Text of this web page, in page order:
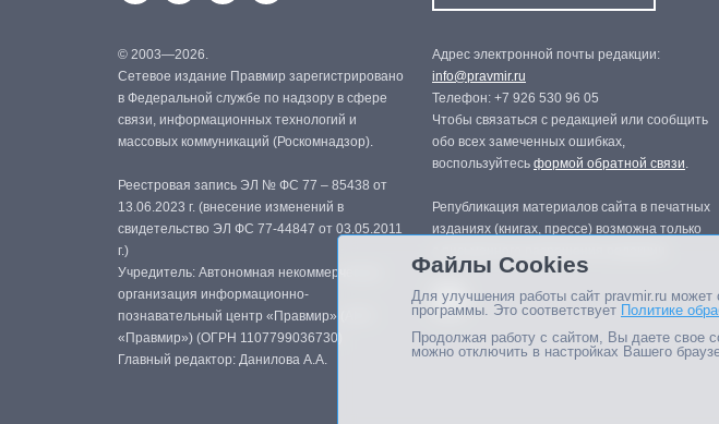
© 2003—2026.
Сетевое издание Правмир зарегистрировано
в Федеральной службе по надзору в сфере
связи, информационных технологий и
массовых коммуникаций (Роскомнадзор).
Реестровая запись ЭЛ № ФС 77 – 85438 от
13.06.2023 г. (внесение изменений в
свидетельство ЭЛ ФС 77-44847 от 03.05.2011
г.)
Учредитель: Автономная некоммерческая
организация информационно-
познавательный центр «Правмир» (АНО
«Правмир») (ОГРН 1107799036730)
Главный редактор: Данилова А.А.
Адрес электронной почты редакции:
info@pravmir.ru
Телефон: +7 926 530 96 05
Чтобы связаться с редакцией или сообщить
обо всех замеченных ошибках,
воспользуйтесь формой обратной связи.
Републикация материалов сайта в печатных
изданиях (книгах, прессе) возможна только
Файлы Cookies
Для улучшения работы сайт pravmir.ru
программы. Это соответствует Политике
Продолжая работу с сайтом, Вы даете свое
можно отключить в настройках Вашего